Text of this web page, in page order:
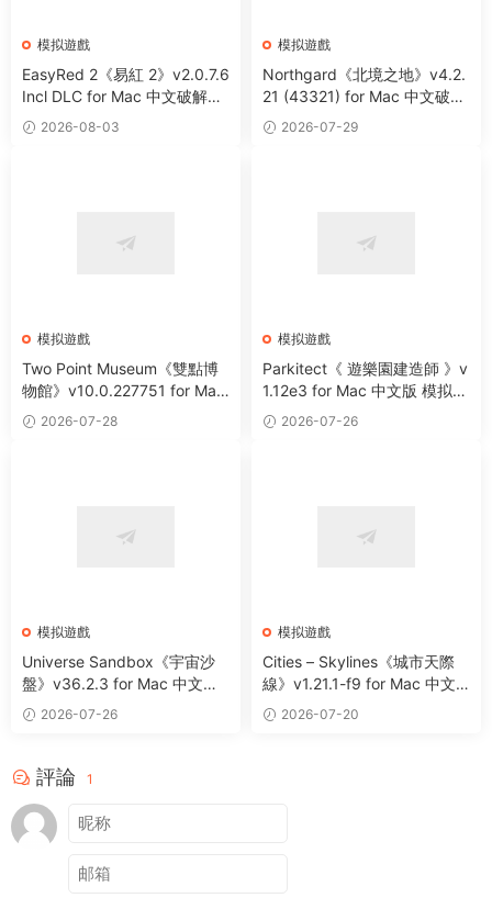
模拟遊戲
EasyRed 2《易紅 2》v2.0.7.6
Incl DLC for Mac 中文破解版
二戰題材第一人稱射擊遊戲
2026-08-03
模拟遊戲
Northgard《北境之地》v4.2.
21 (43321) for Mac 中文破解
版 維京題材戰略模拟遊戲
2026-07-29
模拟遊戲
Two Point Museum《雙點博
物館》v10.0.227751 for Mac
中文版 博物館模拟經營遊戲
2026-07-28
模拟遊戲
Parkitect《 遊樂園建造師 》v
1.12e3 for Mac 中文版 模拟建
造類遊戲
2026-07-26
模拟遊戲
Universe Sandbox《宇宙沙
盤》v36.2.3 for Mac 中文破
解版 太空沙盒模拟遊戲
2026-07-26
模拟遊戲
Cities – Skylines《城市天際
線》v1.21.1-f9 for Mac 中文
破解版 城市模拟建設經營類遊
戲
2026-07-20
評論 1